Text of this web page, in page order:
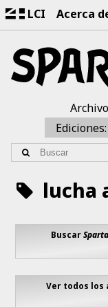
LCI Acerca
Ediciones:
lucha
Buscar
Ver todos los